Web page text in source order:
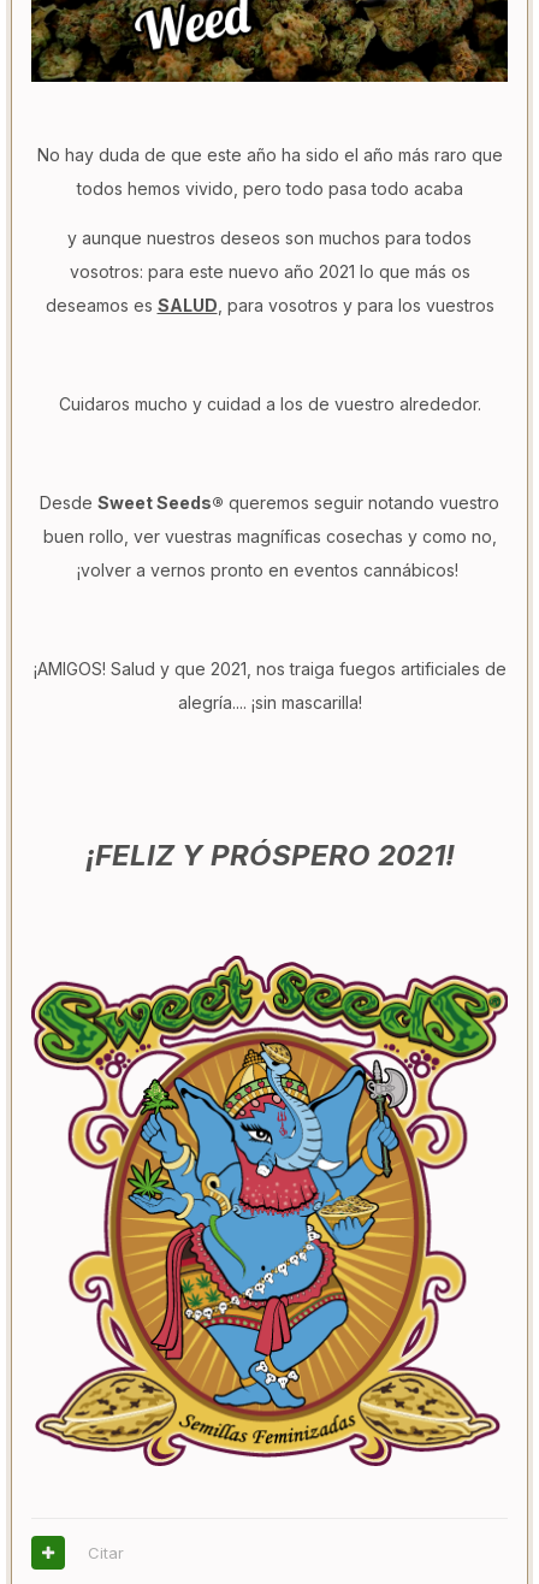
No hay duda de que este año ha sido el año más raro que
todos hemos vivido, pero todo pasa todo acaba
y aunque nuestros deseos son muchos para todos
vosotros: para este nuevo año 2021 lo que más os
deseamos es SALUD , para vosotros y para los vuestros
Cuidaros mucho y cuidad a los de vuestro alrededor.⁣
Desde Sweet Seeds® queremos seguir notando vuestro
buen rollo, ver vuestras magníficas cosechas y como no,
¡volver a vernos pronto en eventos cannábicos! ⁣
¡AMIGOS! Salud y que 2021, nos traiga fuegos artificiales de
alegría.... ¡sin mascarilla!
¡FELIZ Y PRÓSPERO 2021!
Citar